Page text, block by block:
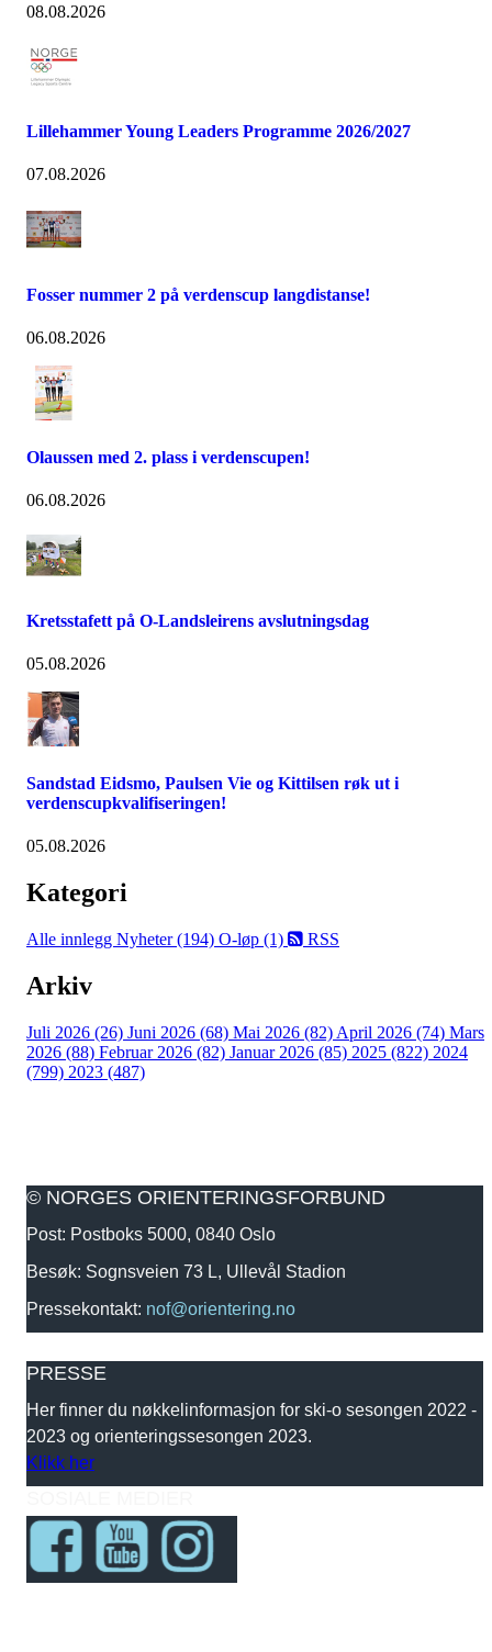
08.08.2026
Lillehammer Young Leaders Programme 2026/2027
07.08.2026
Fosser nummer 2 på verdenscup langdistanse!
06.08.2026
Olaussen med 2. plass i verdenscupen!
06.08.2026
Kretsstafett på O-Landsleirens avslutningsdag
05.08.2026
Sandstad Eidsmo, Paulsen Vie og Kittilsen røk ut i
verdenscupkvalifiseringen!
05.08.2026
Kategori
Alle innlegg Nyheter (194) O-løp (1) RSS
Arkiv
Juli 2026 (26) Juni 2026 (68) Mai 2026 (82) April 2026 (74) Mars
2026 (88) Februar 2026 (82) Januar 2026 (85) 2025 (822) 2024
(799) 2023 (487)
© NORGES ORIENTERINGSFORBUND
Post: Postboks 5000, 0840 Oslo
Besøk: Sognsveien 73 L, Ullevål Stadion
Pressekontakt: nof@orientering.no
PRESSE
Her finner du nøkkelinformasjon for ski-o sesongen 2022 -
2023 og orienteringssesongen 2023.
Klikk her